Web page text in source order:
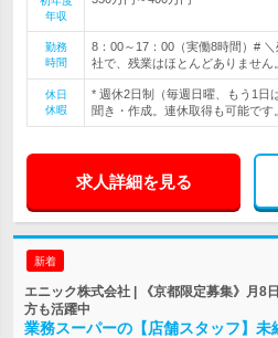
年収
勤務
時間
8：00～17：00（実働8時間）#
社で、残業はほとんどありません
休日
休暇
* 週休2日制（毎週日曜、もう1
聞き・作成。連休取得も可能です
求人詳細を見る
新着
エニック株式会社 | 《京都限定募集》月8
方も活躍中
業務スーパーの【店舗スタッフ】未